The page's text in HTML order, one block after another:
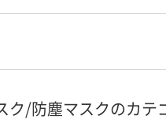
ク/防塵マスクのカテ